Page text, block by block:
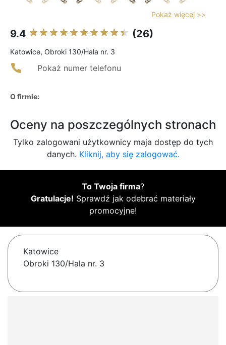
Pokaż więcej >>
9.4 (26)
Katowice, Obroki 130/Hala nr. 3
Pokaż numer telefonu
O firmie:
Oceny na poszczególnych stronach
Tylko zalogowani użytkownicy maja dostęp do tych
danych. Kliknij, aby się zalogować.
To Twoja firma?
Gratulacje! Sprawdź jak odebrać materiały
promocyjne!
Katowice
Obroki 130/Hala nr. 3